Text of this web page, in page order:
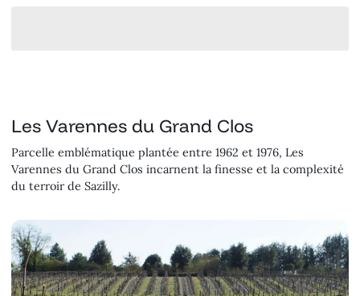
Les Varennes du Grand Clos
Parcelle emblématique plantée entre 1962 et 1976, Les
Varennes du Grand Clos incarnent la finesse et la complexité
du terroir de Sazilly.